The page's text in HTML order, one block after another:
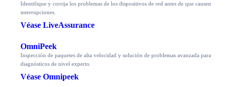
Identifique y corrija los problemas de los dispositivos de red antes de que causen
interrupciones.
Véase LiveAssurance
OmniPeek
Inspección de paquetes de alta velocidad y solución de problemas avanzada para
diagnósticos de nivel experto.
Véase Omnipeek